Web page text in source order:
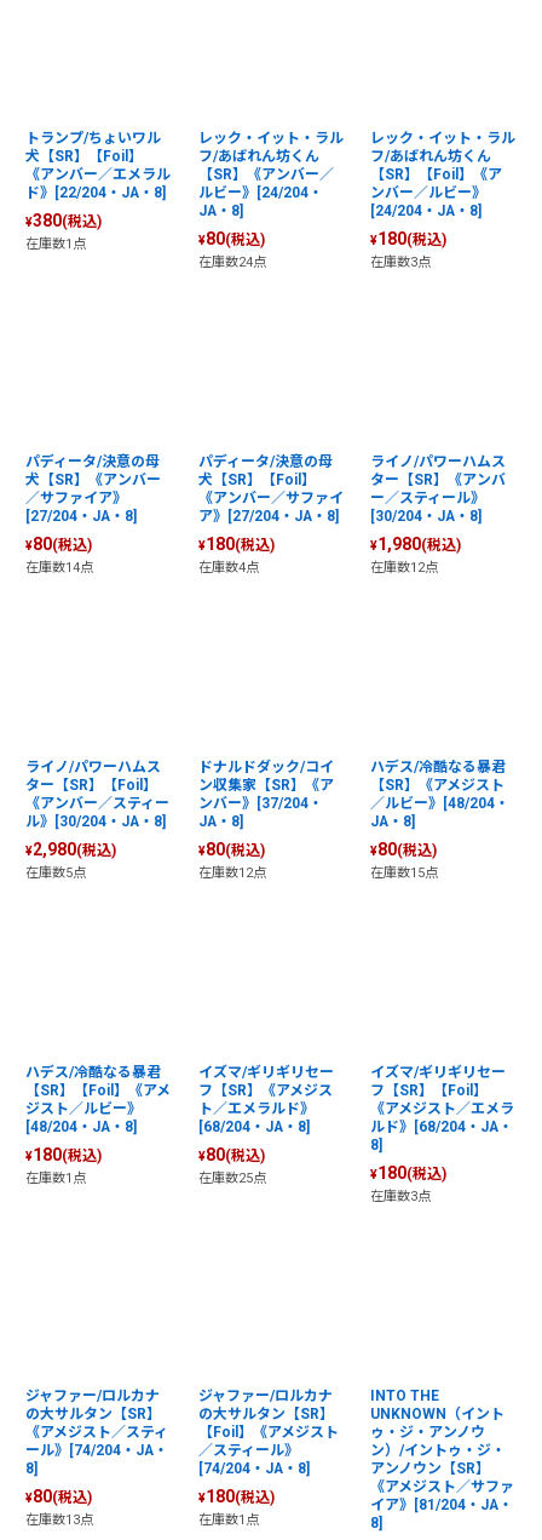
トランプ/ちょいワル
犬【SR】【Foil】
《アンバー／エメラル
ド》[22/204・JA・8]
¥380(税込)
在庫数1点
レック・イット・ラル
フ/あばれん坊くん
【SR】《アンバー／
ルビー》[24/204・
JA・8]
¥80(税込)
在庫数24点
レック・イット・ラル
フ/あばれん坊くん
【SR】【Foil】《ア
ンバー／ルビー》
[24/204・JA・8]
¥180(税込)
在庫数3点
パディータ/決意の母
犬【SR】《アンバー
／サファイア》
[27/204・JA・8]
¥80(税込)
在庫数14点
パディータ/決意の母
犬【SR】【Foil】
《アンバー／サファイ
ア》[27/204・JA・8]
¥180(税込)
在庫数4点
ライノ/パワーハムス
ター【SR】《アンバ
ー／スティール》
[30/204・JA・8]
¥1,980(税込)
在庫数12点
ライノ/パワーハムス
ター【SR】【Foil】
《アンバー／スティー
ル》[30/204・JA・8]
¥2,980(税込)
在庫数5点
ドナルドダック/コイ
ン収集家【SR】《ア
ンバー》[37/204・
JA・8]
¥80(税込)
在庫数12点
ハデス/冷酷なる暴君
【SR】《アメジスト
／ルビー》[48/204・
JA・8]
¥80(税込)
在庫数15点
ハデス/冷酷なる暴君
【SR】【Foil】《アメ
ジスト／ルビー》
[48/204・JA・8]
¥180(税込)
在庫数1点
イズマ/ギリギリセー
フ【SR】《アメジス
ト／エメラルド》
[68/204・JA・8]
¥80(税込)
在庫数25点
イズマ/ギリギリセー
フ【SR】【Foil】
《アメジスト／エメラ
ルド》[68/204・JA・
8]
¥180(税込)
在庫数3点
ジャファー/ロルカナ
の大サルタン【SR】
《アメジスト／スティ
ール》[74/204・JA・
8]
¥80(税込)
在庫数13点
ジャファー/ロルカナ
の大サルタン【SR】
【Foil】《アメジスト
／スティール》
[74/204・JA・8]
¥180(税込)
在庫数1点
INTO THE
UNKNOWN（イント
ゥ・ジ・アンノウ
ン）/イントゥ・ジ・
アンノウン【SR】
《アメジスト／サファ
イア》[81/204・JA・
8]